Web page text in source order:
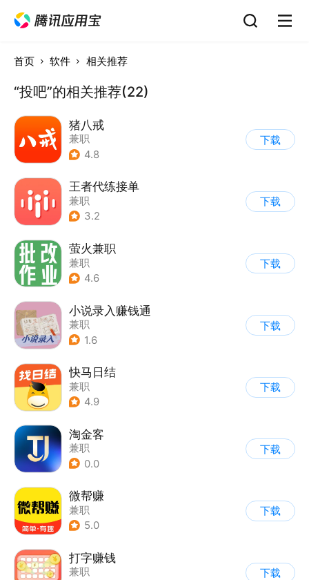
首页 软件 相关推荐
“投吧”的相关推荐(22)
猪八戒
兼职
4.8
下载
王者代练接单
兼职
3.2
下载
萤火兼职
兼职
4.6
下载
小说录入赚钱通
兼职
1.6
下载
快马日结
兼职
4.9
下载
淘金客
兼职
0.0
下载
微帮赚
兼职
5.0
下载
打字赚钱
兼职
下载